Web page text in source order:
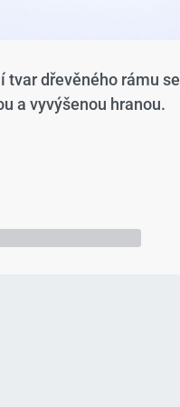
tvar dřevěného rámu se
a vyvýšenou hranou.​